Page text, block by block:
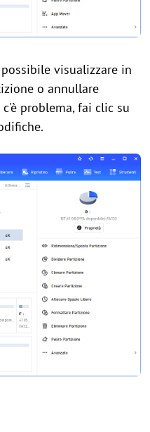
visualizzare in
o annullare
problema, fai clic su